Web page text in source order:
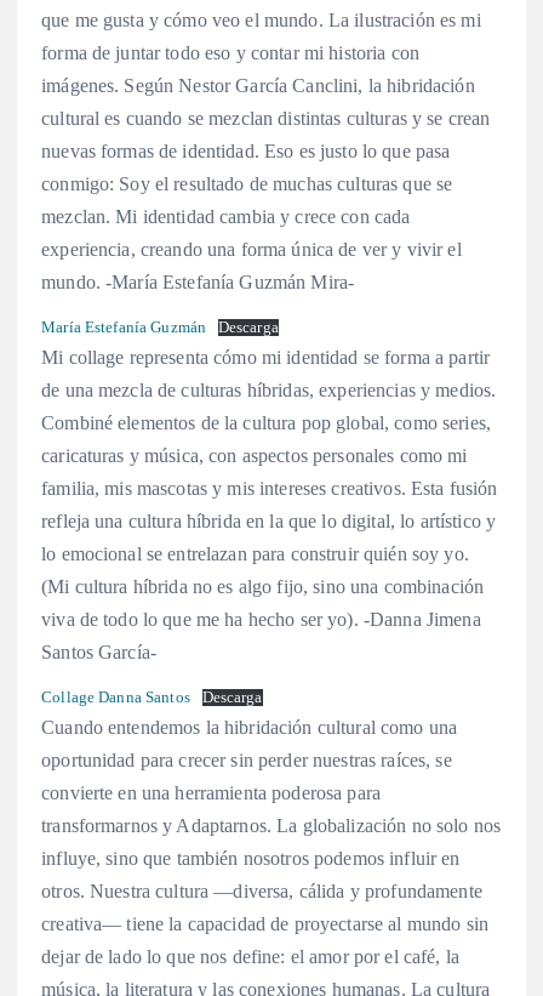
que me gusta y cómo veo el mundo. La ilustración es mi
forma de juntar todo eso y contar mi historia con
imágenes. Según Nestor García Canclini, la hibridación
cultural es cuando se mezclan distintas culturas y se crean
nuevas formas de identidad. Eso es justo lo que pasa
conmigo: Soy el resultado de muchas culturas que se
mezclan. Mi identidad cambia y crece con cada
experiencia, creando una forma única de ver y vivir el
mundo. -María Estefanía Guzmán Mira-
María Estefanía Guzmán Descarga
Mi collage representa cómo mi identidad se forma a partir
de una mezcla de culturas híbridas, experiencias y medios.
Combiné elementos de la cultura pop global, como series,
caricaturas y música, con aspectos personales como mi
familia, mis mascotas y mis intereses creativos. Esta fusión
refleja una cultura híbrida en la que lo digital, lo artístico y
lo emocional se entrelazan para construir quién soy yo.
(Mi cultura híbrida no es algo fijo, sino una combinación
viva de todo lo que me ha hecho ser yo). -Danna Jimena
Santos García-
Collage Danna Santos Descarga
Cuando entendemos la hibridación cultural como una
oportunidad para crecer sin perder nuestras raíces, se
convierte en una herramienta poderosa para
transformarnos y Adaptarnos. La globalización no solo nos
influye, sino que también nosotros podemos influir en
otros. Nuestra cultura —diversa, cálida y profundamente
creativa— tiene la capacidad de proyectarse al mundo sin
dejar de lado lo que nos define: el amor por el café, la
música, la literatura y las conexiones humanas. La cultura